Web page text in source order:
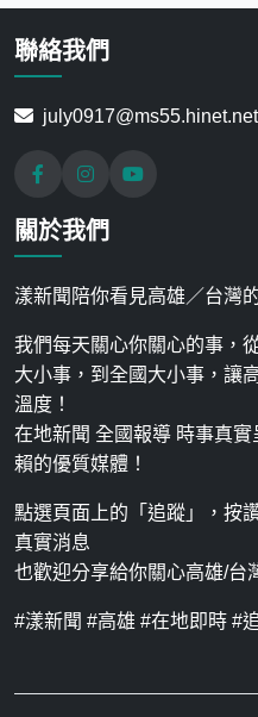
聯絡我們
july0917@ms55.hinet.net
關於我們
漾新聞陪你看見高雄／台灣
我們每天關心你關心的事，
大小事，到全國大小事，讓
溫度！
在地新聞 全國報導 時事真
賴的優質媒體！
點選頁面上的「追蹤」，按
真實消息
也歡迎分享給你關心高雄/台
#漾新聞 #高雄 #在地即時 #